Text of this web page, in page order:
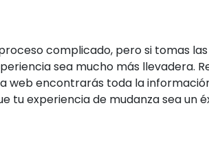
complicado, pero si tomas
sea mucho más
web encontrarás toda la
tu experiencia de mudanza sea un